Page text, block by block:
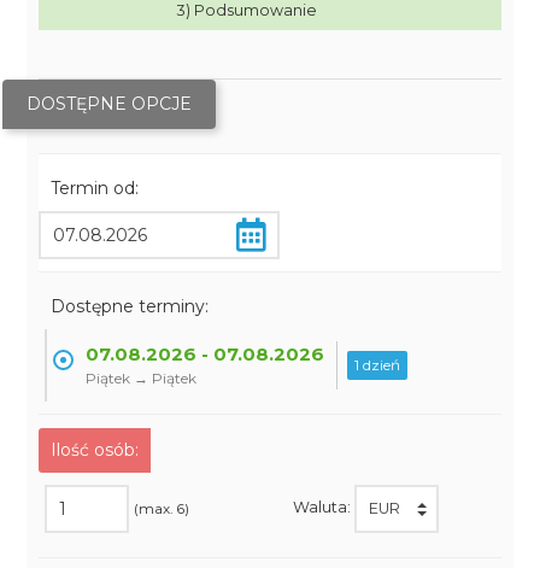
3) Podsumowanie
DOSTĘPNE OPCJE
Termin od:
Dostępne terminy:
07.08.2026 - 07.08.2026
Piątek → Piątek
1 dzień
Ilość osób:
(max. 6) Waluta: